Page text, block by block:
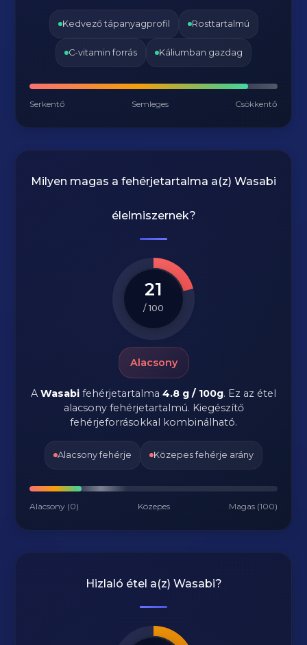
Kedvező tápanyagprofil Rosttartalmú
C-vitamin forrás Káliumban gazdag
Serkentő Semleges Csökkentő
Milyen magas a fehérjetartalma a(z) Wasabi
élelmiszernek?
21
/ 100
Alacsony
A Wasabi fehérjetartalma 4.8 g / 100g. Ez az étel
alacsony fehérjetartalmú. Kiegészítő
fehérjeforrásokkal kombinálható.
Alacsony fehérje Közepes fehérje arány
Alacsony (0) Közepes Magas (100)
Hizlaló étel a(z) Wasabi?